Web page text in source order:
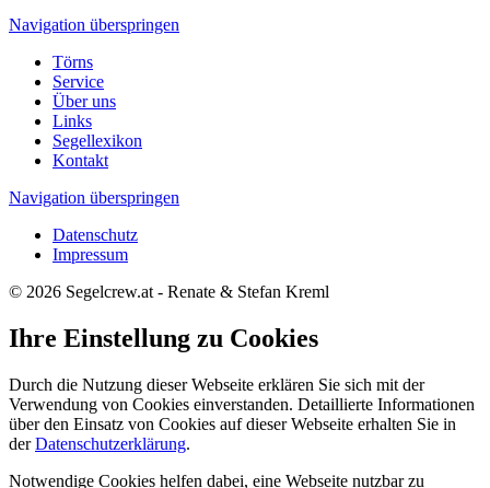
Navigation überspringen
Törns
Service
Über uns
Links
Segellexikon
Kontakt
Navigation überspringen
Datenschutz
Impressum
© 2026 Segelcrew.at - Renate & Stefan Kreml
Ihre Einstellung zu Cookies
Durch die Nutzung dieser Webseite erklären Sie sich mit der
Verwendung von Cookies einverstanden. Detaillierte Informationen
über den Einsatz von Cookies auf dieser Webseite erhalten Sie in
derDatenschutzerklärung.
Notwendige Cookies helfen dabei, eine Webseite nutzbar zu